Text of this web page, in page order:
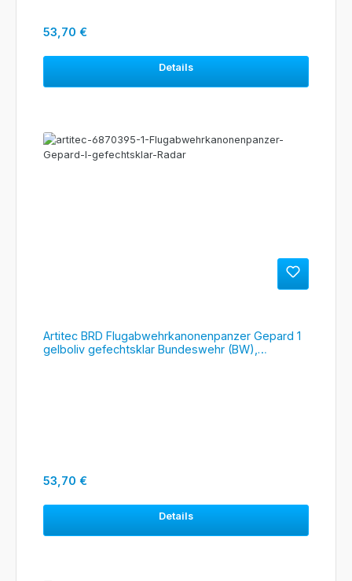
Regulärer Preis:
53,70 €
Details
Artitec BRD Flugabwehrkanonenpanzer Gepard 1
gelboliv gefechtsklar Bundeswehr (BW),
Regulärer Preis:
53,70 €
Details